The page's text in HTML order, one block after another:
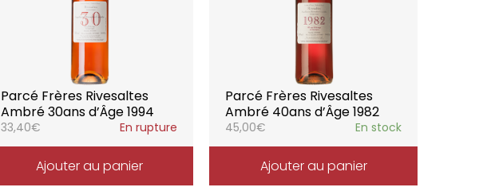
Parcé Frères Rivesaltes
Ambré 30ans d’Âge 1994
33,40€ En rupture
Ajouter au panier
Parcé Frères Rivesaltes
Ambré 40ans d’Âge 1982
45,00€ En stock
Ajouter au panier